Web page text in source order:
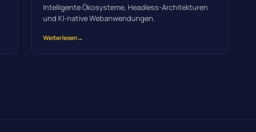
Intelligente Ökosysteme, Headless-Architekturen
und KI-native Webanwendungen.
Weiterlesen→